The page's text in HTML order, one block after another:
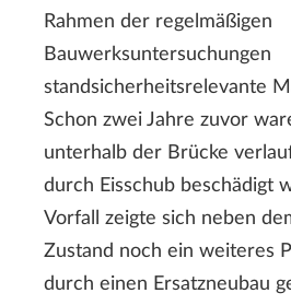
Rahmen der regelmäßigen
Bauwerksuntersuchungen
standsicherheitsrelevante
Schon zwei Jahre zuvor
unterhalb der Brücke
durch Eisschub beschädigt
Vorfall zeigte sich neben
Zustand noch ein weiteres
durch einen Ersatzneubau